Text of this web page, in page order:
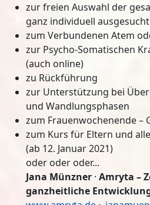
zur freien Auswahl der
ganz individuell ausgesucht
zum Verbundenen Atem
zur Psycho-Somatischen
(auch online)
zu Rückführung
zur Unterstützung bei
und Wandlungsphasen
zum Frauenwochenende –
zum Kurs für Eltern und
(ab 12. Januar 2021)
oder oder oder...
Jana Münzner · Amryta –
ganzheitliche